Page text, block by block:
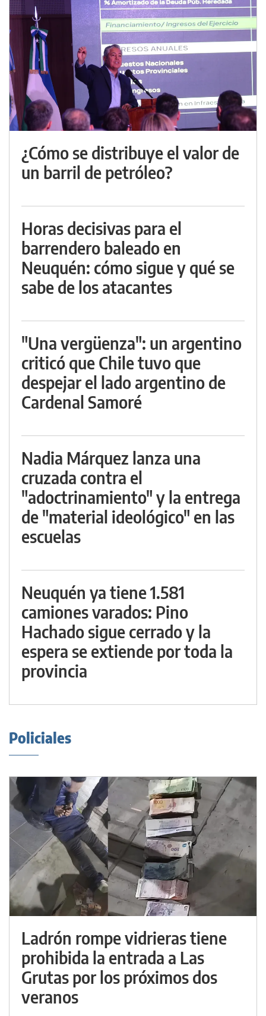
¿Cómo se distribuye el valor de
un barril de petróleo?
Horas decisivas para el
barrendero baleado en
Neuquén: cómo sigue y qué se
sabe de los atacantes
"Una vergüenza": un argentino
criticó que Chile tuvo que
despejar el lado argentino de
Cardenal Samoré
Nadia Márquez lanza una
cruzada contra el
"adoctrinamiento" y la entrega
de "material ideológico" en las
escuelas
Neuquén ya tiene 1.581
camiones varados: Pino
Hachado sigue cerrado y la
espera se extiende por toda la
provincia
Policiales
Ladrón rompe vidrieras tiene
prohibida la entrada a Las
Grutas por los próximos dos
veranos